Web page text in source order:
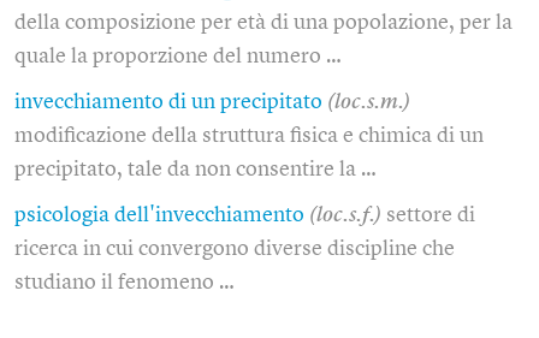
della composizione per età di una popolazione, per la
quale la proporzione del numero …
invecchiamento di un precipitato (loc.s.m.)
modificazione della struttura fisica e chimica di un
precipitato, tale da non consentire la …
psicologia dell'invecchiamento (loc.s.f.) settore di
ricerca in cui convergono diverse discipline che
studiano il fenomeno …